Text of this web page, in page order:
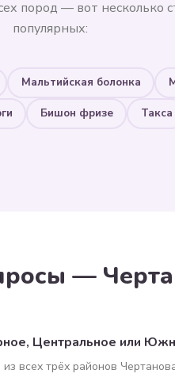
пород — вот несколько
популярных:
Мальтийская болонка
Бишон фризе Такса
—
Центральное или
всех трёх районов